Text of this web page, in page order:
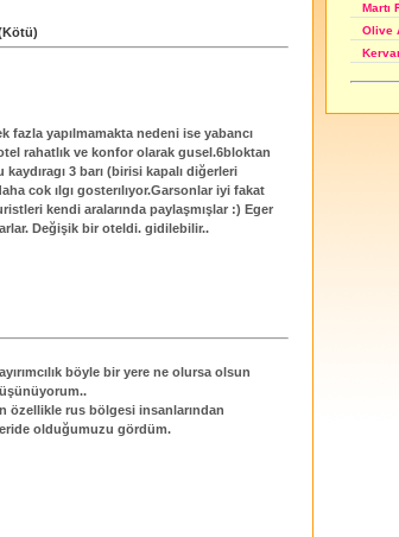
fazla yapılmamakta nedeni ise yabancı
rahatlık ve konfor olarak gusel.6bloktan
3 barı (birisi kapalı diğerleri
cok ılgı gosterılıyor.Garsonlar iyi fakat
kendi aralarında paylaşmışlar :) Eger
Değişik bir oteldi. gidilebilir..
böyle bir yere ne olursa olsun
özellikle rus bölgesi insanlarından
olduğumuzu gördüm.
Martı
Olive